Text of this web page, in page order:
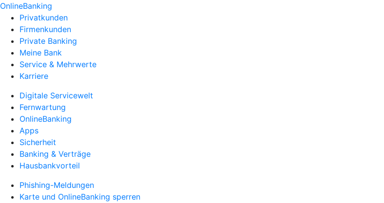
OnlineBanking
Privatkunden
Firmenkunden
Private Banking
Meine Bank
Service & Mehrwerte
Karriere
Digitale Servicewelt
Fernwartung
OnlineBanking
Apps
Sicherheit
Banking & Verträge
Hausbankvorteil
Phishing-Meldungen
Karte und OnlineBanking sperren